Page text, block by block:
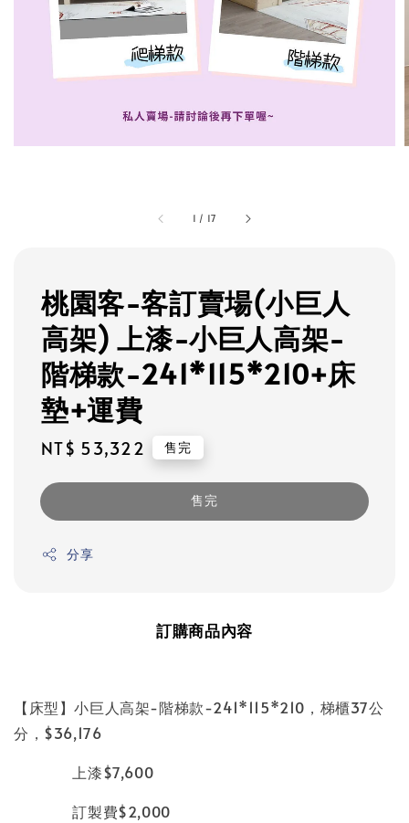
1 / 17
桃園客-客訂賣場(小巨人
高架) 上漆-小巨人高架-
階梯款-241*115*210+床
墊+運費
Regular
NT$ 53,322 售完
售完
分享
訂購商品內容
【床型】小巨人高架-階梯款-241*115*210，梯櫃37公
分，$36,176
上漆$7,600
訂製費$2,000